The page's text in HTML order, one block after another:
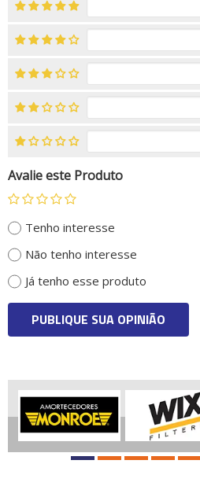
Avalie este Produto
Tenho interesse
Não tenho interesse
Já tenho esse produto
PUBLIQUE SUA OPINIÃO